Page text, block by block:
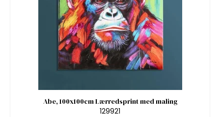
Abe, 100x100cm Lærredsprint med maling
129921